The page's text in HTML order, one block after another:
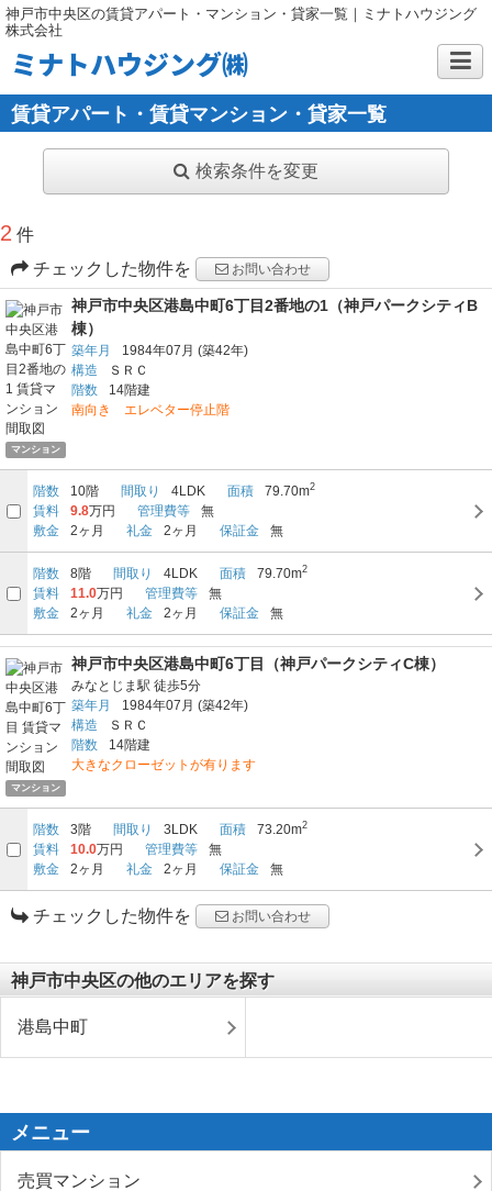
神戸市中央区の賃貸アパート・マンション・貸家一覧｜ミナトハウジング
株式会社
ミナトハウジング㈱
賃貸アパート・賃貸マンション・貸家一覧
検索条件を変更
2 件
チェックした物件を
お問い合わせ
マンション
神戸市中央区港島中町6丁目2番地の1（神戸パークシティB
棟）
築年月 1984年07月 (築42年)
構造
ＳＲＣ
階数
14階建
南向き エレベター停止階
階数 10階 間取り 4LDK 面積 79.70m2
賃料 9.8万円 管理費等
無
敷金
2ヶ月 礼金 2ヶ月 保証金 無
階数 8階 間取り 4LDK 面積 79.70m2
賃料 11.0万円 管理費等
無
敷金
2ヶ月 礼金 2ヶ月 保証金 無
マンション
神戸市中央区港島中町6丁目（神戸パークシティC棟）
みなとじま駅 徒歩5分
築年月
1984年07月 (築42年)
構造
ＳＲＣ
階数
14階建
大きなクローゼットが有ります
階数 3階 間取り 3LDK 面積 73.20m2
賃料 10.0万円 管理費等
無
敷金
2ヶ月 礼金 2ヶ月 保証金 無
チェックした物件を お問い合わせ
神戸市中央区の他のエリアを探す
港島中町
メニュー
売買マンション